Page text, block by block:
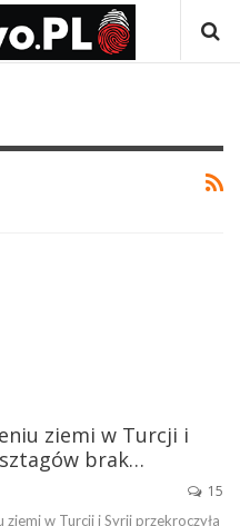
ziemi w Turcji i
brak…
15
w Turcji i Syrii przekroczyła